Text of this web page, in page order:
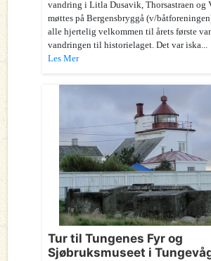
vandring i Litla Dusavik, Thorsastraen og
møttes på Bergensbryggå (v/
alle hjertelig velkommen til årets første
vandringen til historielaget. Det var iska...
Les Mer
Tur til Tungenes Fyr og
Sjøbruksmuseet i